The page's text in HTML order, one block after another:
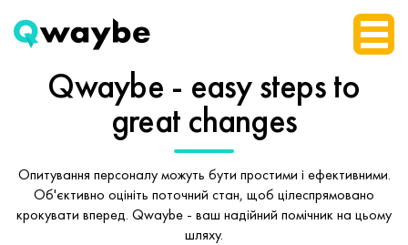
Qwaybe - easy stepsto
great changes
Опитування персоналу можуть бути простими і ефективними.
Об'єктивно оцініть поточний стан, щоб цілеспрямовано
крокувати вперед. Qwaybe - ваш надійний помічник на цьому
шляху.